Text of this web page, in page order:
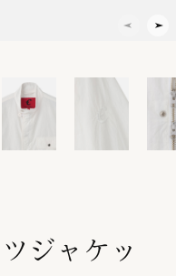
ジャケッ